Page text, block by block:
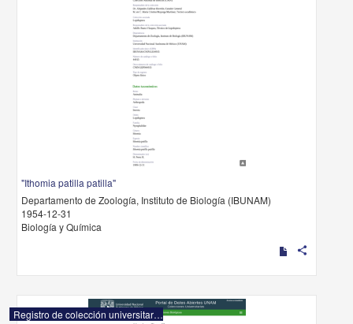
"Ithomia patilla patilla"
Departamento de Zoología, Instituto de Biología (IBUNAM)
1954-12-31
Biología y Química
share
Registro de colección universitaria